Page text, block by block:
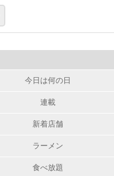
今日は何の日
連載
新着店舗
ラーメン
食べ放題